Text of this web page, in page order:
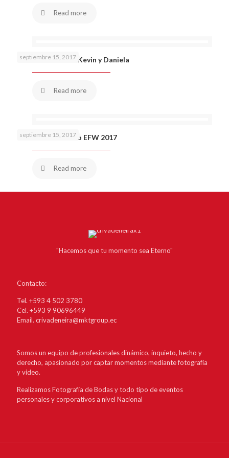
Read more
septiembre 15, 2017
Petición de mano Kevin y Daniela
Read more
septiembre 15, 2017
Martha Arredondo EFW 2017
Read more
"Hacemos que tu momento sea Eterno"
Contacto:
Tel. +593 4 502 3780
Cel. +593 9 90696449
Email. crivadeneira@mktgroup.ec
Somos un equipo de profesionales dinámico, inquieto, hecho y
derecho, apasionado por captar momentos mediante fotografía
y video.
Realizamos Fotografía de Bodas y todo tipo de eventos
personales y corporativos a nivel Nacional